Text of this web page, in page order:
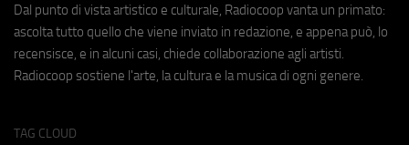
Dal punto di vista artistico e culturale, Radiocoop vanta un primato:
ascolta tutto quello che viene inviato in redazione, e appena può, lo
recensisce, e in alcuni casi, chiede collaborazione agli artisti.
Radiocoop sostiene l'arte, la cultura e la musica di ogni genere.
TAG CLOUD